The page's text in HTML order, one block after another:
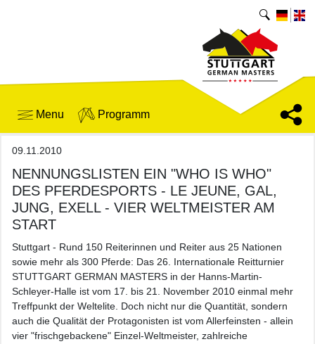
Menu Programm
09.11.2010
NENNUNGSLISTEN EIN "WHO IS WHO"
DES PFERDESPORTS - LE JEUNE, GAL,
JUNG, EXELL - VIER WELTMEISTER AM
START
Stuttgart - Rund 150 Reiterinnen und Reiter aus 25 Nationen
sowie mehr als 300 Pferde: Das 26. Internationale Reitturnier
STUTTGART GERMAN MASTERS in der Hanns-Martin-
Schleyer-Halle ist vom 17. bis 21. November 2010 einmal mehr
Treffpunkt der Weltelite. Doch nicht nur die Quantität, sondern
auch die Qualität der Protagonisten ist vom Allerfeinsten - allein
vier "frischgebackene" Einzel-Weltmeister, zahlreiche